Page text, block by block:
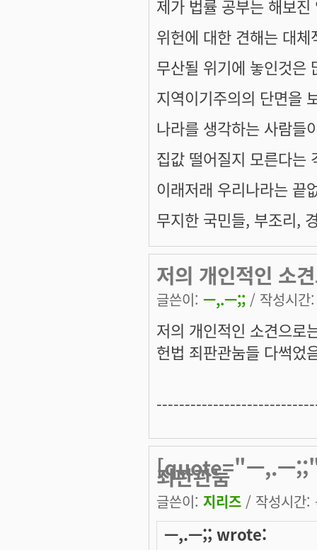
제가 법률 공부는 해보진
위헌에 대한 견해는 대
무산될 위기에 놓인것은
지역이기주의의 단면을
나라를 생각하는 사람들
집값 떨어질지 모른다는
이래저래 우리나라는 끝
무지한 국민들, 부조리,
저의 개인적인 소
글쓴이: ㅡ,.ㅡ;; / 작성시
저의 개인적인 소견으로
헌법 죄판관눔들 다썩었
[quote="ㅡ,.ㅡ;;"]
죄판관눔
글쓴이: 지리즈 / 작성시간
ㅡ,.ㅡ;; wrote: